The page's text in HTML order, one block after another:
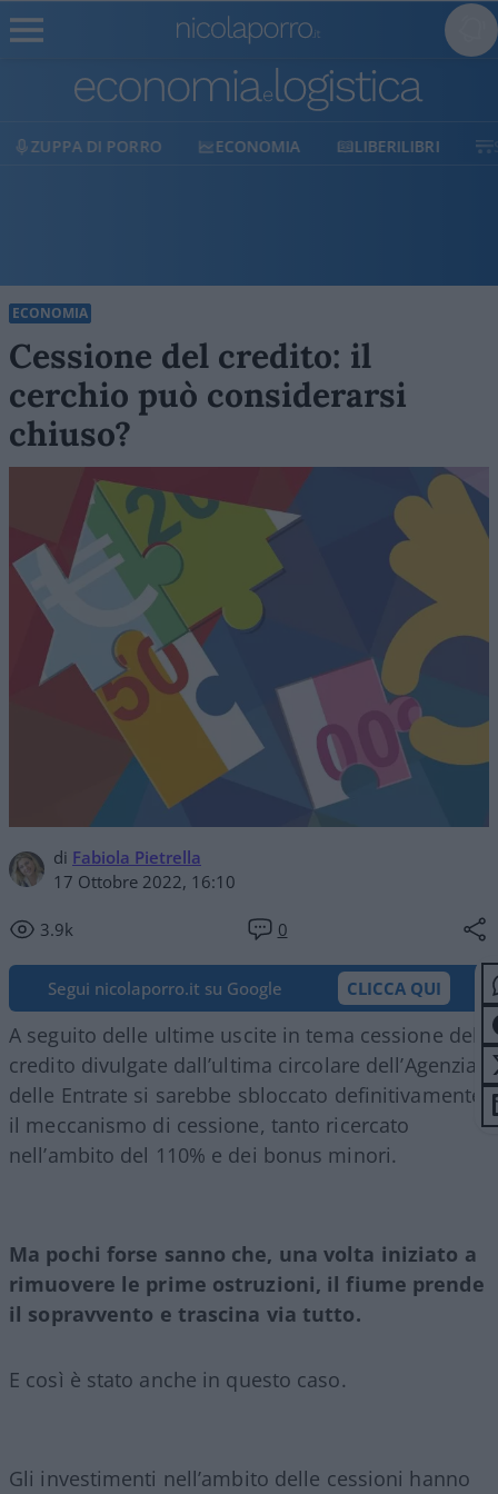
ECONOMIA LIBERILIBRI SHOP SOSTIENICI
ECONOMIA
Cessione del credito: il
cerchio può considerarsi
chiuso?
di Fabiola Pietrella
17 Ottobre 2022, 16:10
3.9k 0
Segui nicolaporro.it su Google CLICCA QUI
A seguito delle ultime uscite in tema cessione del
credito divulgate dall’ultima circolare dell’Agenzia
delle Entrate si sarebbe sbloccato definitivamente
il meccanismo di cessione, tanto ricercato
nell’ambito del 110% e dei bonus minori.
Ma pochi forse sanno che, una volta iniziato a
rimuovere le prime ostruzioni, il fiume prende
il sopravvento e trascina via tutto.
E così è stato anche in questo caso.
Gli investimenti nell’ambito delle cessioni hanno